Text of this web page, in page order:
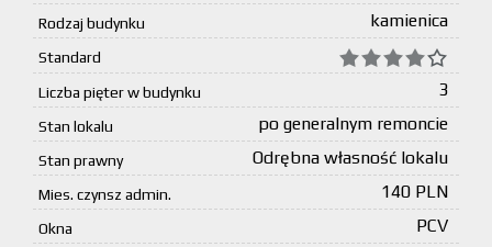
Rodzaj budynku kamienica
Standard
Liczba pięter w budynku
3
Stan lokalu po generalnym remoncie
Stan prawny Odrębna własność lokalu
Mies. czynsz admin. 140 PLN
Okna PCV